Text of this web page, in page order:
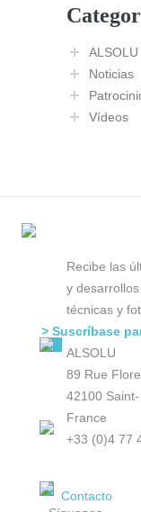
ALSOLU
Noticias
Vídeos
Recibe las
y
técnicas y
> Suscríbase
ALSOLU
89 Rue
42100
France
+33 (0)4 77
Contacto